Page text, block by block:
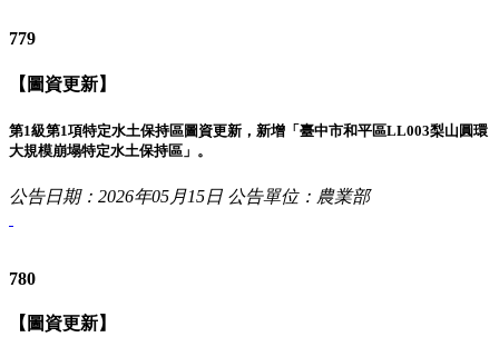
779
【圖資更新】
第1級第1項特定水土保持區圖資更新，新增「臺中市和平區LL003梨山圓環
大規模崩塌特定水土保持區」。
公告日期：2026年05月15日 公告單位：農業部
780
【圖資更新】